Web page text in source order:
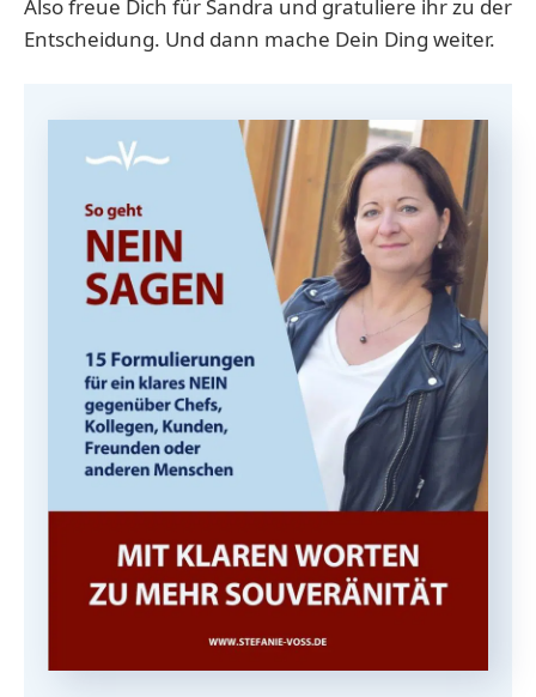
Also freue Dich für Sandra und gratuliere ihr zu der
Entscheidung. Und dann mache Dein Ding weiter.